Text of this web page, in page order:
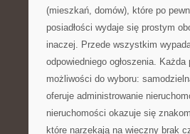
(mieszkań, domów), które po
posiadłości wydaje się prostym
inaczej. Przede wszystkim
odpowiedniego ogłoszenia.
możliwości do wyboru:
oferuje administrowanie
nieruchomości okazuje się
które narzekają na wieczny brak